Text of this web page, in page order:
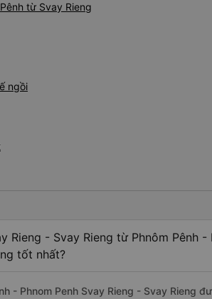
từ Svay Rieng
ngồi
Rieng - Svay Rieng từ Phnôm Pênh -
tốt nhất?
- Phnom Penh Svay Rieng - Svay Rieng